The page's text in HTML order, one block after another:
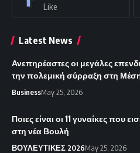
Like
Latest News
Ανεπηρέαστες οι μεγάλες
την πολεμική σύρραξη στη
BusinessMay 25, 2026
Ποιες είναι οι 11 γυναίκες που
στη νέα Βουλή
ΒΟΥΛΕΥΤΙΚΕΣ 2026May 25, 2026